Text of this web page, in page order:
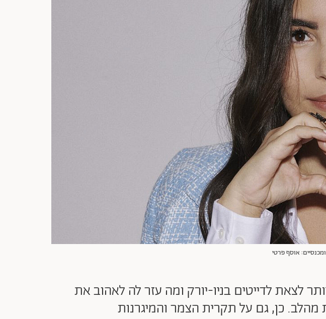
לצאת לדייטים בניו-יורק ומה עזר לה לאהוב את
כן, גם על תקרית הצמר והמיגרנות